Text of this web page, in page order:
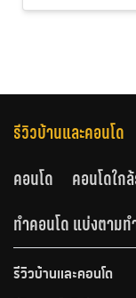
รีวิวบ้านและคอนโด
คอนโด
คอนโดใก
ทำคอนโด แบ่งตามท
รีวิวบ้านและคอนโด